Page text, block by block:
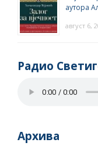
аутора
август 6,
Радио
Архива